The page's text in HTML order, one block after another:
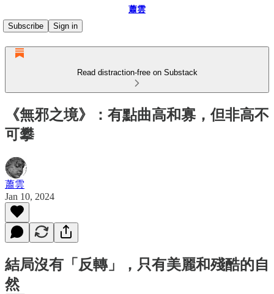
蕭雲
Subscribe
Sign in
Read distraction-free on Substack
《無邪之境》：有點曲高和寡，但非高不
可攀
蕭雲
Jan 10, 2024
結局沒有「反轉」，只有美麗和殘酷的自
然